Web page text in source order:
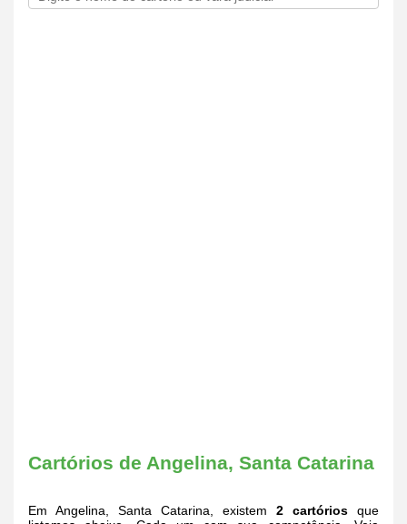
Cartórios de Angelina, Santa Catarina
Em Angelina, Santa Catarina, existem 2 cartórios que